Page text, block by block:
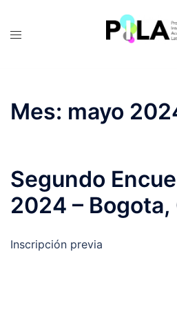
Mes: mayo
Segundo
2024 –
Inscripción previa